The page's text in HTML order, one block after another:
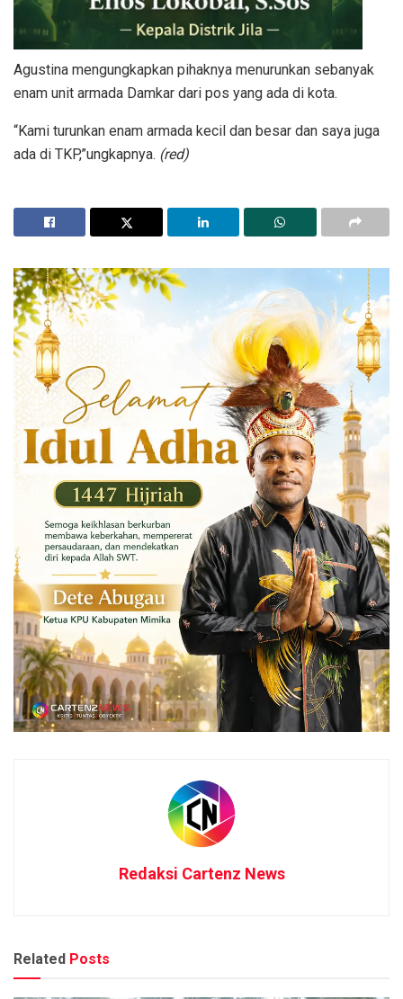
Agustina mengungkapkan pihaknya menurunkan sebanyak
enam unit armada Damkar dari pos yang ada di kota.
“Kami turunkan enam armada kecil dan besar dan saya juga
ada di TKP,”ungkapnya. (red)
Redaksi Cartenz News
Related Posts